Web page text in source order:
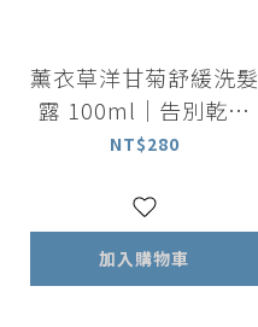
薰衣草洋甘菊舒緩洗髮
露 100ml｜告別乾澀
全髮質適用
NT$280
加入購物車